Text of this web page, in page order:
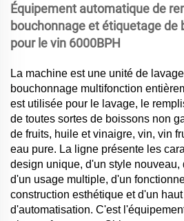
Équipement automatique de
bouchonnage et étiquetage de
pour le vin 6000BPH
La machine est une unité de
bouchonnage multifonction
est utilisée pour le lavage, le
de toutes sortes de boissons non
de fruits, huile et vinaigre, vin, vin
eau pure. La ligne présente les
design unique, d'un style nouveau,
d'un usage multiple, d'un
construction esthétique et d'un
d'automatisation. C'est